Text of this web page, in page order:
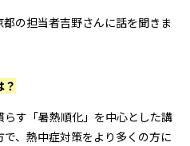
の担当者吉野さんに話を聞きま
？
す「暑熱順化」を中心とした講
、熱中症対策をより多くの方に